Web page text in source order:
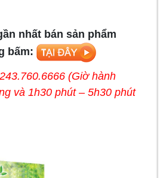
nhất bán sản phẩm
bấm:
(Giờ hành
và 1h30 phút – 5h30 phút